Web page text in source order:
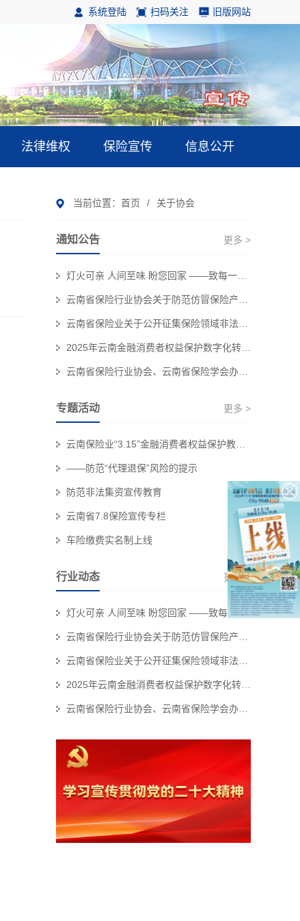
旧版网站
扫码关注
系统登陆
法律维权 保险宣传 信息公开
当前位置： 首页 / 关于协会
通知公告 更多 >
专题活动 更多 >
——防范“代理退保”风险的提示
防范非法集资宣传教育
云南省7.8保险宣传专栏
车险缴费实名制上线
行业动态 更多 >
灯火可亲 人间至味 盼您回家 ——致每一位奔赴团圆的保险消费者